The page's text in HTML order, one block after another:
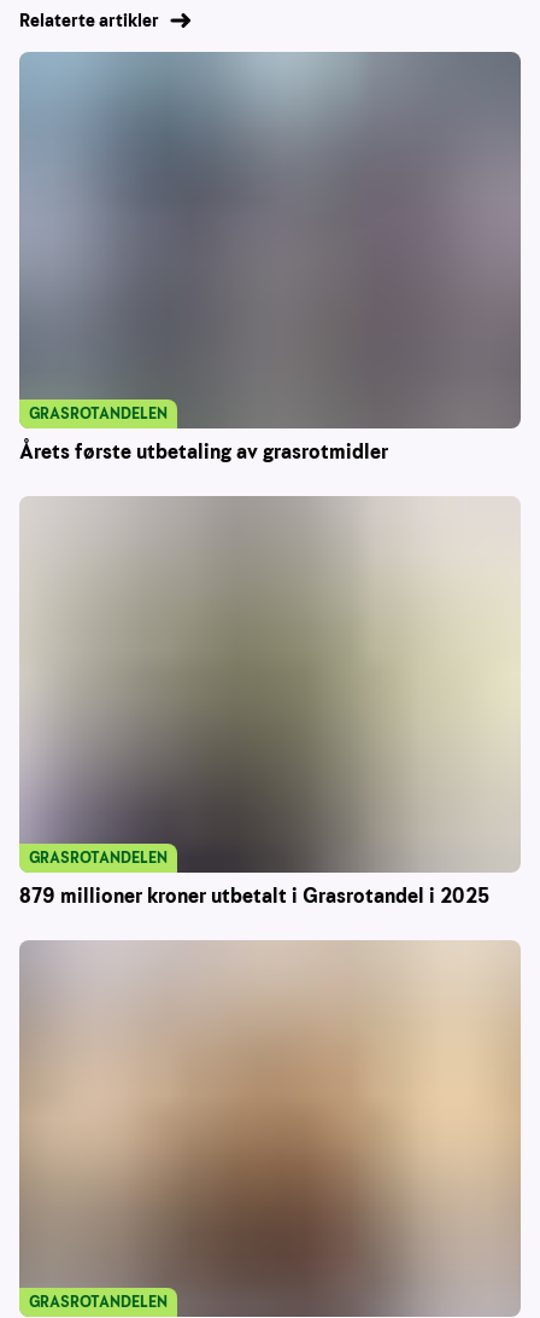
Relaterte artikler
Årets første utbetaling av grasrotmidler
GRASROTANDELEN
879 millioner kroner utbetalt i Grasrotandel i 2025
GRASROTANDELEN
GRASROTANDELEN